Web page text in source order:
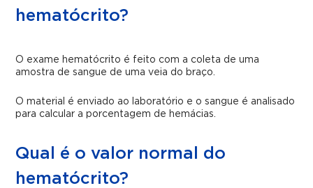
hematócrito?
O exame hematócrito é feito com a coleta de uma
amostra de sangue de uma veia do braço.
O material é enviado ao laboratório e o sangue é analisado
para calcular a porcentagem de hemácias.
Qual é o valor normal do
hematócrito?